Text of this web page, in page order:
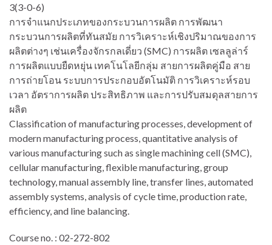
3(3-0-6)
การจำแนกประเภทของกระบวนการผลิต การพัฒนา
กระบวนการผลิตที่ทันสมัย การวิเคราะห์เชิงปริมาณของการ
ผลิตต่างๆ เช่นเครื่องจักรกลเดี่ยว (SMC) การผลิต เซลลูล่าร์
การผลิตแบบยืดหยุ่น เทคโนโลยีกลุ่ม สายการผลิตคู่มือ สาย
การถ่ายโอน ระบบการประกอบอัตโนมัติ การวิเคราะห์รอบ
เวลา อัตราการผลิต ประสิทธิภาพ และการปรับสมดุลสายการ
ผลิต
Classification of manufacturing processes, development of
modern manufacturing process, quantitative analysis of
various manufacturing such as single machining cell (SMC),
cellular manufacturing, flexible manufacturing, group
technology, manual assembly line, transfer lines, automated
assembly systems, analysis of cycle time, production rate,
efficiency, and line balancing.
Course no. : 02-272-802